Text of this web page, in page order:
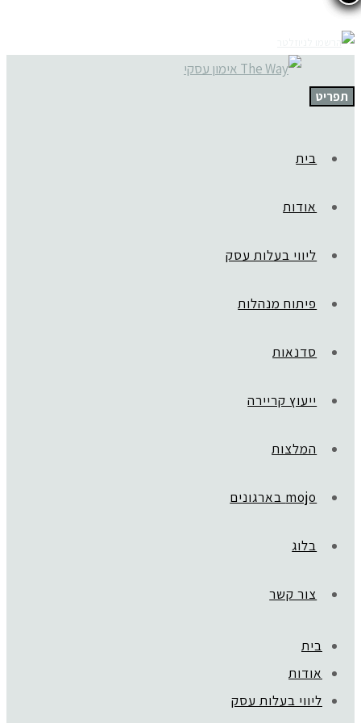
תפריט
בית
אודות
ליווי בעלות עסק
פיתוח מנהלות
סדנאות
ייעוץ קריירה
המלצות
mojo בארגונים
בלוג
צור קשר
בית
אודות
ליווי בעלות עסק
שובר מתנה לאבחון